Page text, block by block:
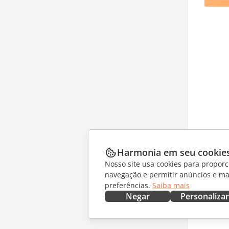
Harmonia em seu
Nosso site usa cookies para
navegação e permitir anúncios e
preferências. Saiba mais
Negar Personalizar